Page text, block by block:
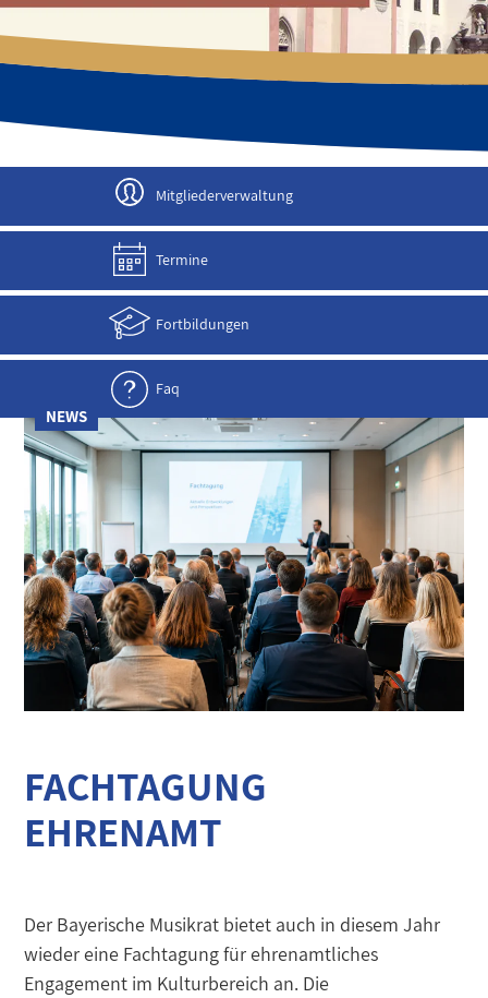
Mitgliederverwaltung
Termine
Fortbildungen
Faq
NEWS
FACHTAGUNG
EHRENAMT
Der Bayerische Musikrat bietet auch in diesem Jahr
wieder eine Fachtagung für ehrenamtliches
Engagement im Kulturbereich an. Die